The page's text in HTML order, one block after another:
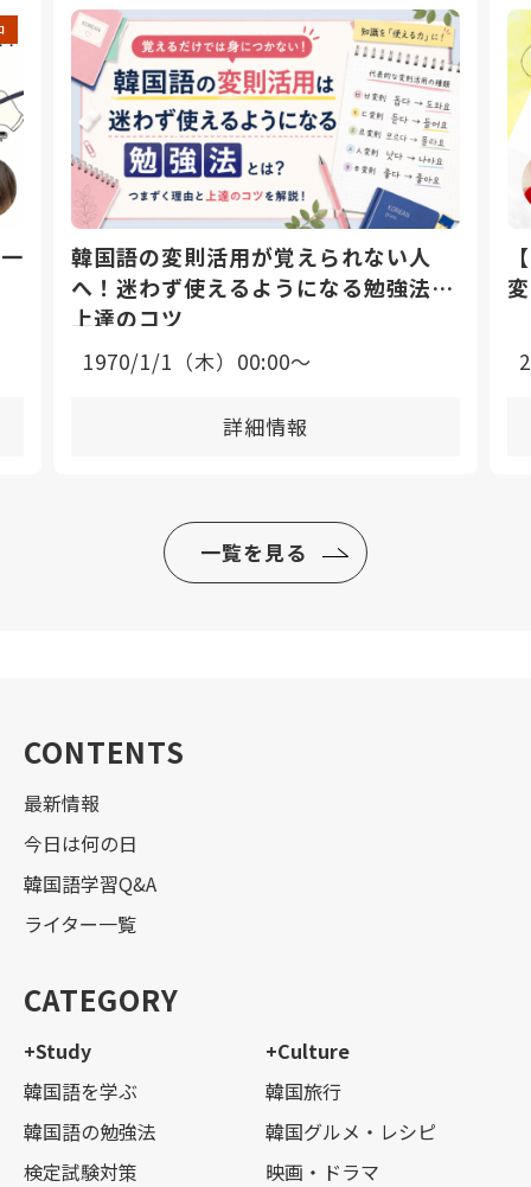
韓国語の変則活用が覚えられない人
へ！迷わず使えるようになる勉強法と
上達のコツ
1970/1/1（木）00:00〜
詳細情報
一覧を見る
CONTENTS
最新情報
今日は何の日
韓国語学習Q&A
ライター一覧
CATEGORY
+Study
韓国語を学ぶ
韓国語の勉強法
検定試験対策
+Culture
韓国旅行
韓国グルメ・レシピ
映画・ドラマ